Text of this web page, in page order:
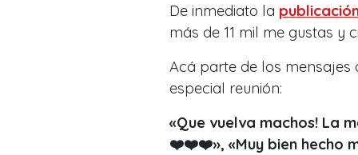
De inmediato la
más de 11 mil me gustas y
Acá parte de los mensajes
especial reunión:
«Que vuelva machos! La
❤️❤️❤️», «Muy bien hecho